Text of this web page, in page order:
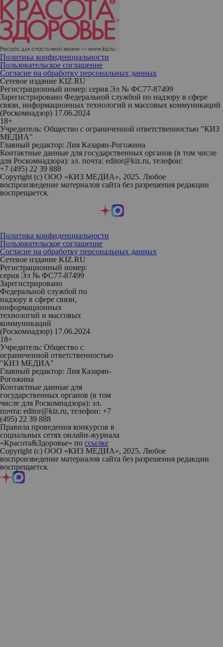
Политика конфиденциальности
Пользовательское соглашение
Согласие на обработку персональных данных
Сетевое издание KIZ.RU
Регистрационный номер: серия Эл № ФС77-87499
Зарегистрировано Федеральной службой по надзору в сфере
связи, информационных технологий и массовых коммуникаций
(Роскомнадзор) 17.06.2024
18+
Учредитель: Общество с ограниченной ответственностью "КИЗ
МЕДИА"
Главный редактор: Лия Казарян-Рогожина
Контактные данные для государственных органов (в том числе
для Роскомнадзора): эл. почта: editor@kiz.ru, телефон:
+7 (495) 22 39 888
Copyright (с) ООО «КИЗ МЕДИА», 2025. Любое
воспроизведение материалов сайта без разрешения редакции
воспрещается.
Политика конфиденциальности
Пользовательское соглашение
Согласие на обработку персональных данных
Сетевое издание KIZ.RU
Регистрационный номер:
серия Эл № ФС77-87499
Зарегистрировано
Федеральной службой по
надзору в сфере связи,
информационных
технологий и массовых
коммуникаций
(Роскомнадзор) 17.06.2024
18+
Учредитель: Общество с
ограниченной ответственностью
"КИЗ МЕДИА"
Главный редактор: Лия Казарян-
Рогожина
Контактные данные для
государственных органов (в том
числе для Роскомнадзора): эл.
почта: editor@kiz.ru, телефон: +7
(495) 22 39 888
Правила проведения конкурсов в
социальных сетях онлайн-журнала
«Красота&Здоровье» по ссылке
Copyright (с) ООО «КИЗ МЕДИА», 2025. Любое
воспроизведение материалов сайта без разрешения редакции
воспрещается.